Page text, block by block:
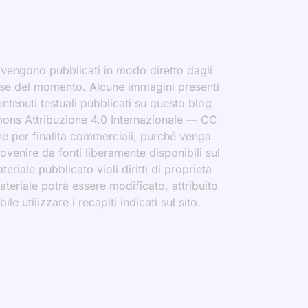
pubblicati in modo diretto dagli
del momento. Alcune immagini presenti
testuali pubblicati su questo blog
Attribuzione 4.0 Internazionale — CC
per finalità commerciali, purché venga
da fonti liberamente disponibili sul
pubblicato violi diritti di proprietà
potrà essere modificato, attribuito
utilizzare i recapiti indicati sul sito.